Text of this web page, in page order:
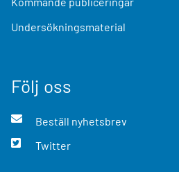
Undersökningsmaterial
Följ oss
Beställ nyhetsbrev
Twitter